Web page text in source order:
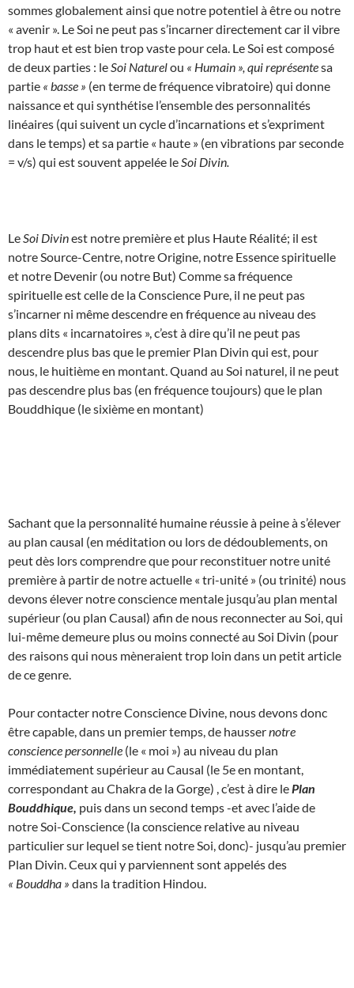
sommes globalement ainsi que notre potentiel à être ou notre
« avenir ». Le Soi ne peut pas s’incarner directement car il vibre
trop haut et est bien trop vaste pour cela. Le Soi est composé
de deux parties : le Soi Naturelou « Humain », qui représentesa
partie « basse » (en terme de fréquence vibratoire) qui donne
naissance et qui synthétise l’ensemble des personnalités
linéaires (qui suivent un cycle d’incarnations et s’expriment
dans le temps) et sa partie « haute » (en vibrations par seconde
= v/s) qui est souvent appelée le Soi Divin.
Le Soi Divinest notre première et plus Haute Réalité; il est
notre Source-Centre, notre Origine, notre Essence spirituelle
et notre Devenir (ou notre But) Comme sa fréquence
spirituelle est celle de la Conscience Pure, il ne peut pas
s’incarner ni même descendre en fréquence au niveau des
plans dits « incarnatoires », c’est à dire qu’il ne peut pas
descendre plus bas que le premier Plan Divin qui est, pour
nous, le huitième en montant. Quand au Soi naturel, il ne peut
pas descendre plus bas (en fréquence toujours) que le plan
Bouddhique (le sixième en montant)
Sachant que la personnalité humaine réussie à peine à s’élever
au plan causal (en méditation ou lors de dédoublements, on
peut dès lors comprendre que pour reconstituer notre unité
première à partir de notre actuelle « tri-unité » (ou trinité) nous
devons élever notre conscience mentale jusqu’au plan mental
supérieur (ou plan Causal) afin de nous reconnecter au Soi, qui
lui-même demeure plus ou moins connecté au Soi Divin (pour
des raisons qui nous mèneraient trop loin dans un petit article
de ce genre.
Pour contacter notre Conscience Divine, nous devons donc
être capable, dans un premier temps, de haussernotre
conscience personnelle (le « moi ») au niveau du plan
immédiatement supérieur au Causal (le 5e en montant,
correspondant au Chakra de la Gorge) , c’est à dire le Plan
Bouddhique, puis dans un second temps -et avec l’aide de
notre Soi-Conscience (la conscience relative au niveau
particulier sur lequel se tient notre Soi, donc)- jusqu’au premier
Plan Divin. Ceux qui y parviennent sont appelés des
« Bouddha » dans la tradition Hindou.